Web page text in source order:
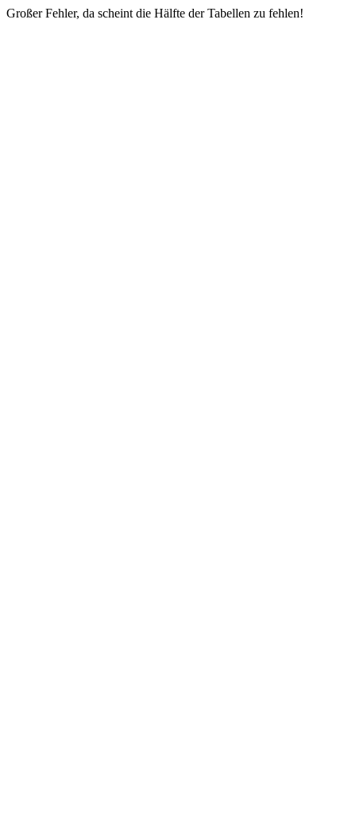
Großer Fehler, da scheint die Hälfte der Tabellen zu fehlen!